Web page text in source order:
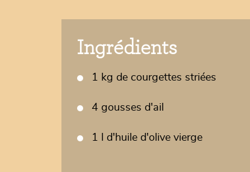
Ingrédients
1 kg de courgettes striées
4 gousses d'ail
1 l d'huile d'olive vierge